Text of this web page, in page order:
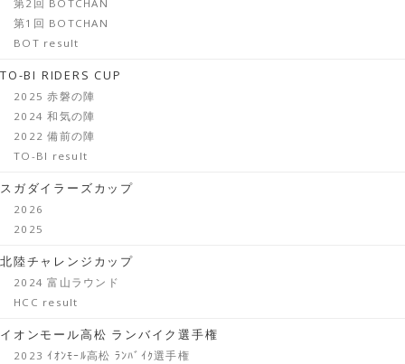
第2回 BOTCHAN
第1回 BOTCHAN
BOT result
TO-BI RIDERS CUP
2025 赤磐の陣
2024 和気の陣
2022 備前の陣
TO-BI result
スガダイラーズカップ
2026
2025
北陸チャレンジカップ
2024 富山ラウンド
HCC result
イオンモール高松 ランバイク選手権
2023 ｲｵﾝﾓｰﾙ高松 ﾗﾝﾊﾞｲｸ選手権